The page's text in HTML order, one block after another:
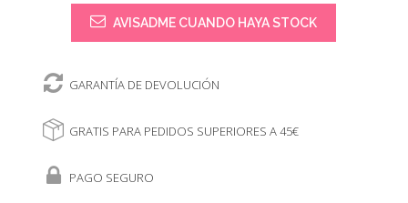
AVISADME CUANDO HAYA STOCK
GARANTÍA DE DEVOLUCIÓN
GRATIS PARA PEDIDOS SUPERIORES A 45€
PAGO SEGURO